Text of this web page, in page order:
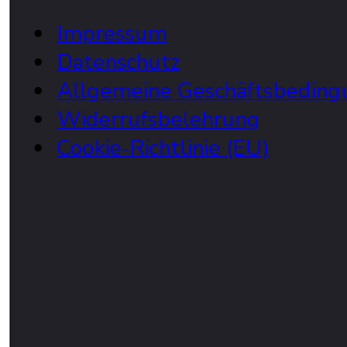
Impressum
Datenschutz
Allgemeine
Widerrufsbelehrung
Cookie-Richtlinie (EU)